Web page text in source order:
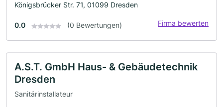
Königsbrücker Str. 71, 01099 Dresden
0.0 (0 Bewertungen) Firma bewerten
A.S.T. GmbH Haus- & Gebäudetechnik
Dresden
Sanitärinstallateur